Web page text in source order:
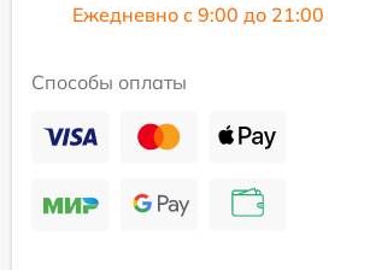
Ежедневно с 9:00 до 21:00
Способы оплаты